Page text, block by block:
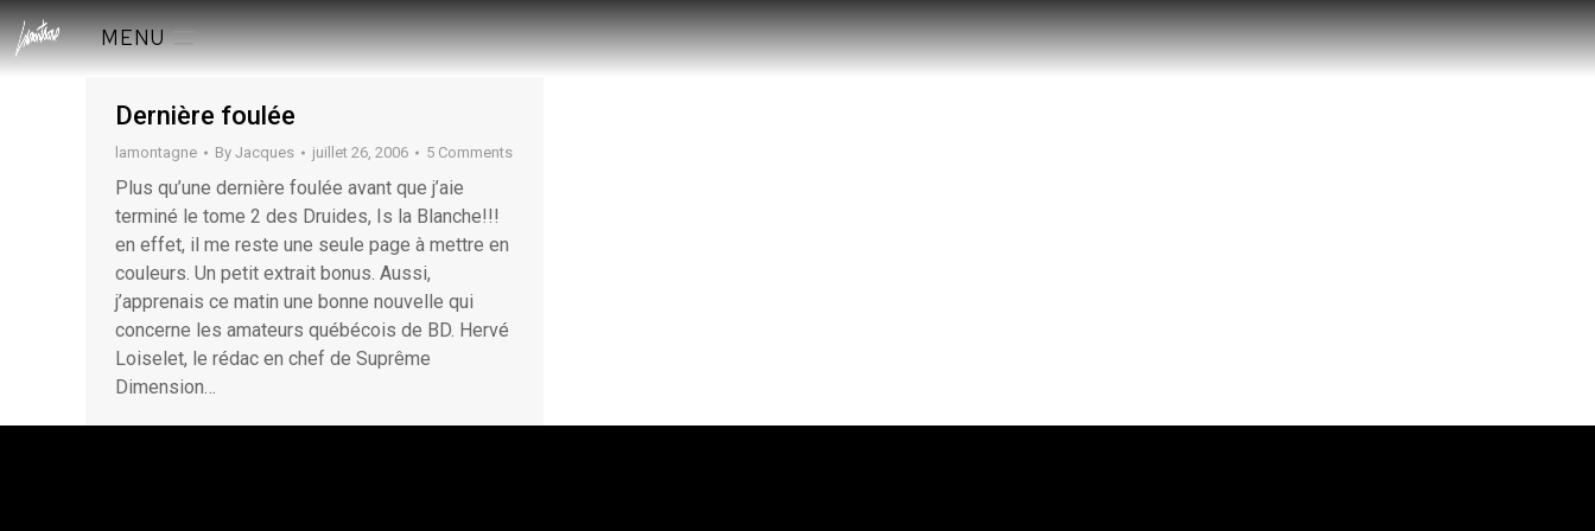
MENU
Dernière foulée
lamontagne By Jacques juillet 26, 2006 5 Comments
Plus qu’une dernière foulée avant que j’aie
terminé le tome 2 des Druides, Is la Blanche!!!
en effet, il me reste une seule page à mettre en
couleurs. Un petit extrait bonus. Aussi,
j’apprenais ce matin une bonne nouvelle qui
concerne les amateurs québécois de BD. Hervé
Loiselet, le rédac en chef de Suprême
Dimension…